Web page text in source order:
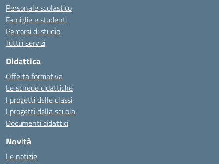
Personale scolastico
Famiglie e studenti
Percorsi di studio
Tutti i servizi
Didattica
Offerta formativa
Le schede didattiche
I progetti delle classi
I progetti della scuola
Documenti didattici
Novità
Le notizie